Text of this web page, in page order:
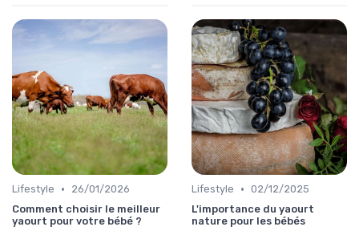
Lifestyle •
26/01/2026
Comment choisir le meilleur
yaourt pour votre bébé ?
Lifestyle • 02/12/2025
L'importance du yaourt
nature pour les bébés